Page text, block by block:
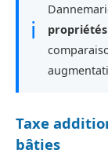
ℹ
Taxe
bâties